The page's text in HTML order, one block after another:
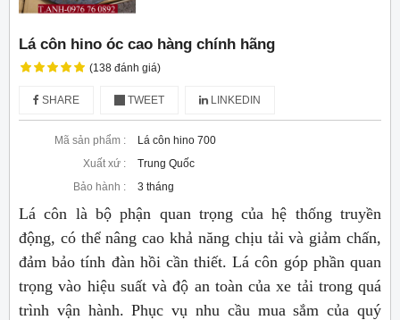
Lá côn hino óc cao hàng chính hãng
(138 đánh giá)
SHARE TWEET LINKEDIN
Mã sản phẩm :
Lá côn hino 700
Xuất xứ :
Trung Quốc
Bảo hành :
3 tháng
Lá côn là bộ phận quan trọng của hệ thống truyền
động, có thể nâng cao khả năng chịu tải và giảm chấn,
đảm bảo tính đàn hồi cần thiết. Lá côn góp phần quan
trọng vào hiệu suất và độ an toàn của xe tải trong quá
trình vận hành. Phục vụ nhu cầu mua sắm của quý